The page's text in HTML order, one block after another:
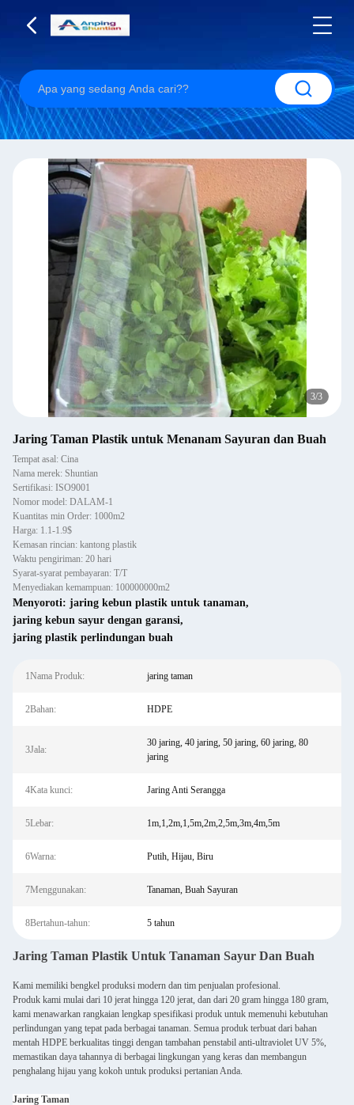
3/3
Jaring Taman Plastik untuk Menanam Sayuran dan Buah
Tempat asal: Cina
Nama merek: Shuntian
Sertifikasi: ISO9001
Nomor model: DALAM-1
Kuantitas min Order: 1000m2
Harga: 1.1-1.9$
Kemasan rincian: kantong plastik
Waktu pengiriman: 20 hari
Syarat-syarat pembayaran: T/T
Menyediakan kemampuan: 100000000m2
Menyoroti: jaring kebun plastik untuk tanaman,
jaring kebun sayur dengan garansi,
jaring plastik perlindungan buah
1Nama Produk: jaring taman
2Bahan: HDPE
3Jala:
30 jaring, 40 jaring, 50 jaring, 60 jaring, 80
jaring
4Kata kunci: Jaring Anti Serangga
5Lebar: 1m,1,2m,1,5m,2m,2,5m,3m,4m,5m
6Warna: Putih, Hijau, Biru
7Menggunakan: Tanaman, Buah Sayuran
8Bertahun-tahun: 5 tahun
Jaring Taman Plastik Untuk Tanaman Sayur Dan Buah
Kami memiliki bengkel produksi modern dan tim penjualan profesional.
Produk kami mulai dari 10 jerat hingga 120 jerat, dan dari 20 gram hingga 180 gram,
kami menawarkan rangkaian lengkap spesifikasi produk untuk memenuhi kebutuhan
perlindungan yang tepat pada berbagai tanaman. Semua produk terbuat dari bahan
mentah HDPE berkualitas tinggi dengan tambahan penstabil anti-ultraviolet UV 5%,
memastikan daya tahannya di berbagai lingkungan yang keras dan membangun
penghalang hijau yang kokoh untuk produksi pertanian Anda.
Jaring Taman